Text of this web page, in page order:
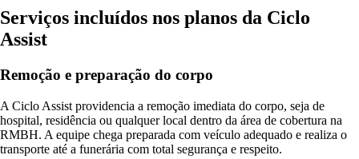
Serviços incluídos nos planos da Ciclo
Assist
Remoção e preparação do corpo
A Ciclo Assist providencia a remoção imediata do corpo, seja de
hospital, residência ou qualquer local dentro da área de cobertura na
RMBH. A equipe chega preparada com veículo adequado e realiza o
transporte até a funerária com total segurança e respeito.